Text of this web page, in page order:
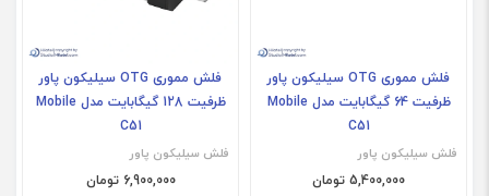
فلش مموری OTG سیلیکون پاور
ظرفیت 64 گیگابایت مدل Mobile
C51
فلش سیلیکون پاور
5,400,000 تومان
فلش مموری OTG سیلیکون پاور
ظرفیت 128 گیگابایت مدل Mobile
C51
فلش سیلیکون پاور
6,900,000 تومان